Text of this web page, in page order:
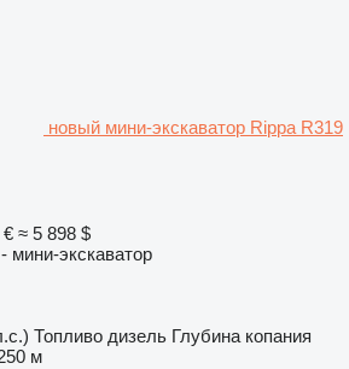
новый мини-экскаватор Rippa R319
€ ≈ 5 898 $
мини-экскаватор
Топливо дизель Глубина копания
м